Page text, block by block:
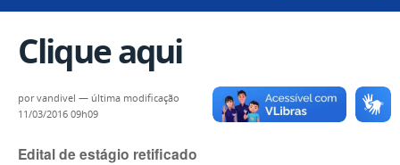
Clique aqui
porvandivel — última modificação
11/03/2016 09h09
Edital de estágio retificado